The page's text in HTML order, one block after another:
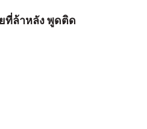
ที่ล้าหลัง พูดติด